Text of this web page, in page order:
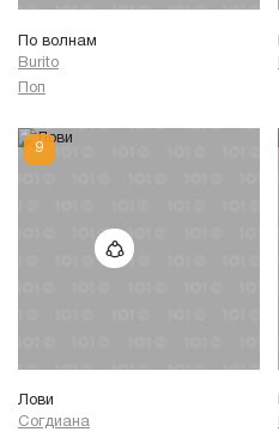
По волнам
Burito
Поп
Лови
Согдиана